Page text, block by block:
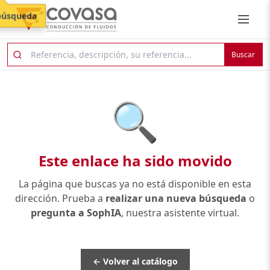
Buscar
🔍
Este enlace ha sido movido
La página que buscas ya no está disponible en esta
dirección. Prueba a realizar una nueva búsqueda o
pregunta a SophIA, nuestra asistente virtual.
← Volver al catálogo